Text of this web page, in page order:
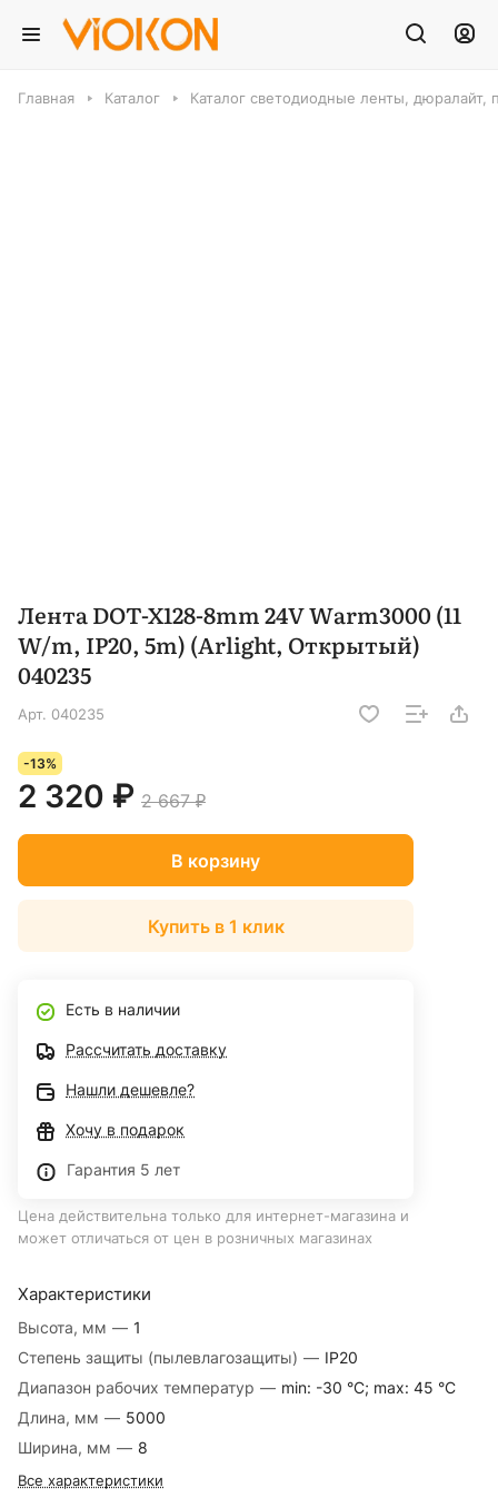
Главная Каталог Каталог светодиодные ленты, дюралайт,
Лента DOT-X128-8mm 24V Warm3000 (11
W/m, IP20, 5m) (Arlight, Открытый)
040235
Арт. 040235
Характеристики
Высота, мм — 1
Степень защиты (пылевлагозащиты) — IP20
Диапазон рабочих температур — min: -30 °C; max: 45 °C
Длина, мм — 5000
Ширина, мм — 8
Все характеристики
-13%
2 320 ₽ 2 667 ₽
В корзину
Купить в 1 клик
Есть в наличии
Рассчитать доставку
Нашли дешевле?
Хочу в подарок
Гарантия 5 лет
Цена действительна только для интернет-магазина и
может отличаться от цен в розничных магазинах